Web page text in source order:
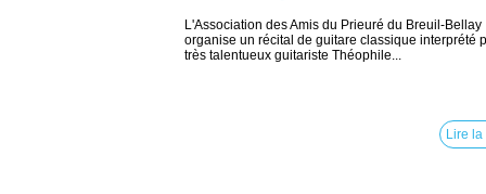
L'Association des Amis du Prieuré du Breuil-Bellay
organise un récital de guitare classique interprété
très talentueux guitariste Théophile...
Lire la